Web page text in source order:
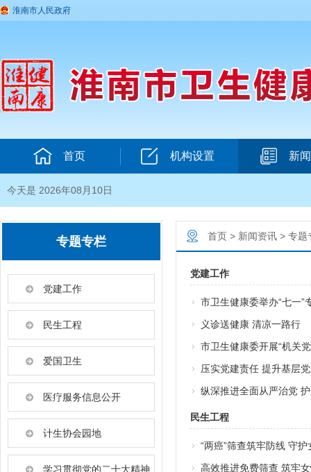
淮南市人民政府
首页 机构设置 新
今天是 2026年08月10日
专题专栏
党建工作
民生工程
爱国卫生
医疗服务信息公开
计生协会园地
学习贯彻党的二十大精神
首页 > 新闻资讯 > 专题
党建工作
市卫生健康委举办“七一
义诊送健康 清凉一路行
市卫生健康委开展“机关
压实党建责任 提升基层
纵深推进全面从严治党
民生工程
“两癌”筛查筑牢防线 守
高效推进免费筛查 筑牢